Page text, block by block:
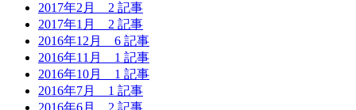
2017年2月 2 記事
2017年1月 2 記事
2016年12月 6 記事
2016年11月 1 記事
2016年10月 1 記事
2016年7月 1 記事